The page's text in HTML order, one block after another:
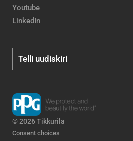
Youtube
LinkedIn
Telli uudiskiri
© 2026 Tikkurila
Consent choices